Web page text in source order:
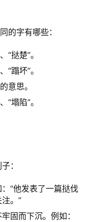
字有哪些：
“挞楚”。
“蹋坏”。
意思。
“塌陷”。
：
“他发表了一篇挞伐
。”
固而下沉。例如：